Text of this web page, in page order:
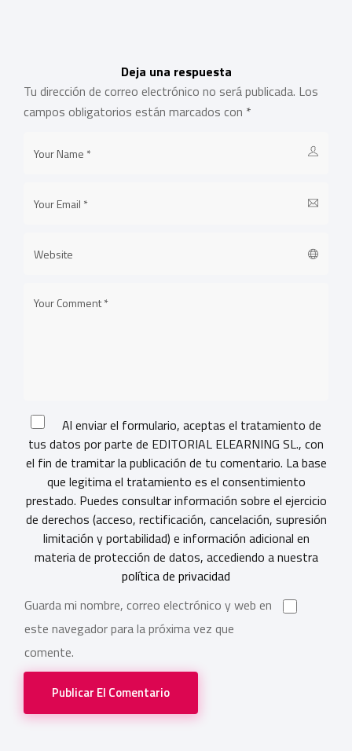
Deja una respuesta
Tu dirección de correo electrónico no será publicada. Los
campos obligatorios están marcados con *
Al enviar el formulario, aceptas el tratamiento de
tus datos por parte de EDITORIAL ELEARNING SL., con
el fin de tramitar la publicación de tu comentario. La base
que legitima el tratamiento es el consentimiento
prestado. Puedes consultar información sobre el ejercicio
de derechos (acceso, rectificación, cancelación, supresión
limitación y portabilidad) e información adicional en
materia de protección de datos, accediendo a nuestra
política de privacidad
Guarda mi nombre, correo electrónico y web en
este navegador para la próxima vez que
comente.
Publicar El Comentario